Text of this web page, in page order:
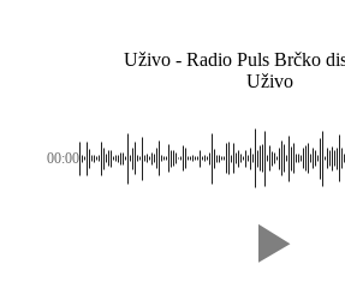
Uživo - Radio Puls Brčko
Uživo
00:00